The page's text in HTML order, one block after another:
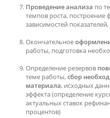
Проведение анализа по
темпов роста, построение
зависимостей
Окончательное
работы, подготовка
Определение резервов
теме работы,сбор
материала, исходных
эффекта (определение
актуальных ставок
процентов)